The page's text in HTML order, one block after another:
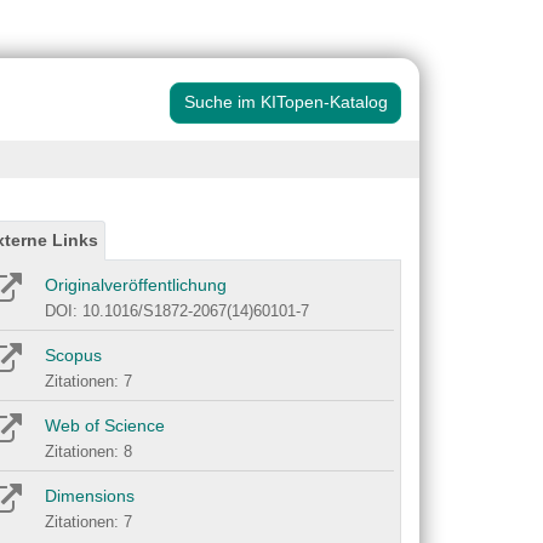
Suche im KITopen-Katalog
Links
Originalveröffentlichung
DOI: 10.1016/S1872-2067(14)60101-7
Scopus
Zitationen: 7
Web of Science
Zitationen: 8
Dimensions
Zitationen: 7